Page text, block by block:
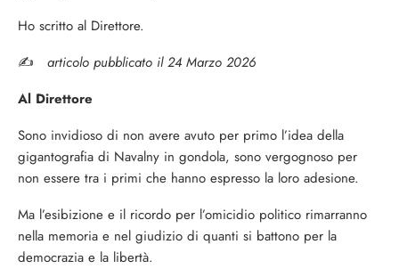
Ho scritto al Direttore.
✍️
articolo pubblicato il 24 Marzo 2026
Al Direttore
Sono invidioso di non avere avuto per primo l’idea della
gigantografia di Navalny in gondola, sono vergognoso per
non essere tra i primi che hanno espresso la loro adesione.
Ma l’esibizione e il ricordo per l’omicidio politico rimarranno
nella memoria e nel giudizio di quanti si battono per la
democrazia e la libertà.